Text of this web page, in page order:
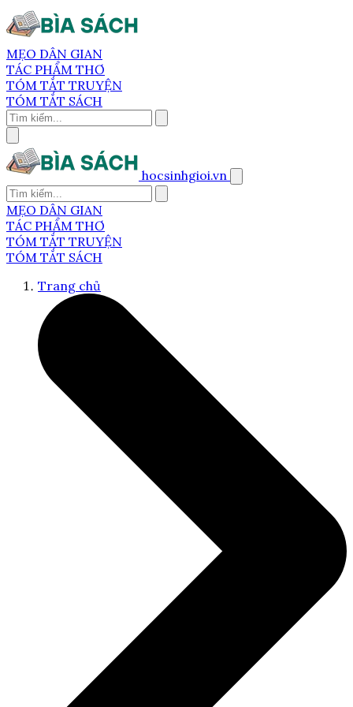
MẸO DÂN GIAN
TÁC PHẨM THƠ
TÓM TẮT TRUYỆN
TÓM TẮT SÁCH
hocsinhgioi.vn
MẸO DÂN GIAN
TÁC PHẨM THƠ
TÓM TẮT TRUYỆN
TÓM TẮT SÁCH
Trang chủ